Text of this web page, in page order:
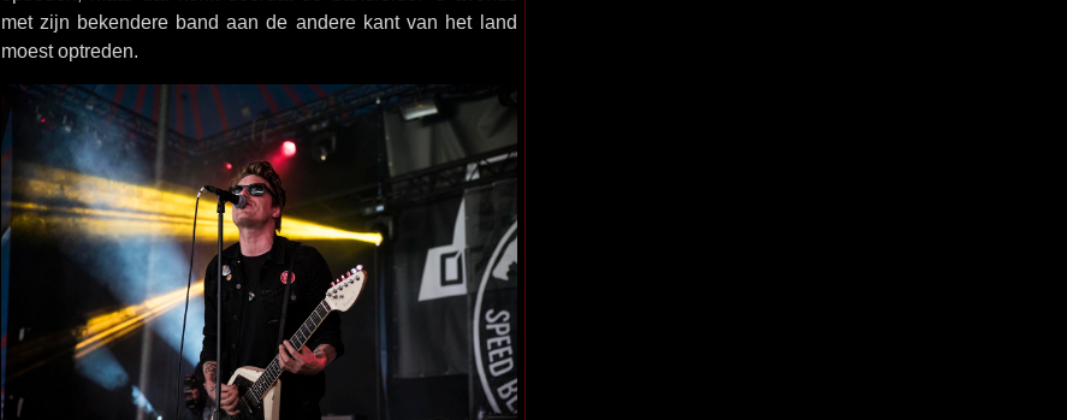
met zijn bekendere band aan de andere kant van het land
moest optreden.